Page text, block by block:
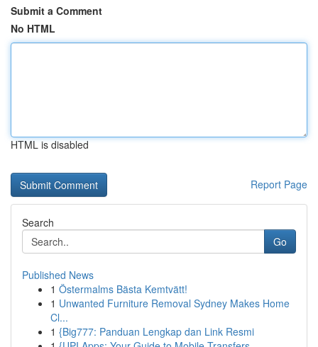
Submit a Comment
No HTML
HTML is disabled
Report Page
Search
Go
Published News
1 Östermalms Bästa Kemtvätt!
1 Unwanted Furniture Removal Sydney Makes Home
Cl...
1 {Big777: Panduan Lengkap dan Link Resmi